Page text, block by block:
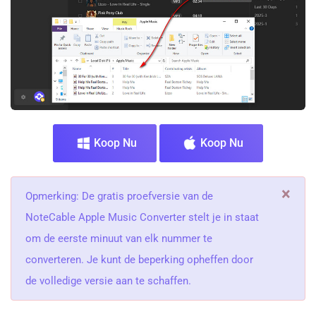
Koop Nu Koop Nu
Opmerking: De gratis proefversie van de
NoteCable Apple Music Converter stelt je in staat
om de eerste minuut van elk nummer te
converteren. Je kunt de beperking opheffen door
de volledige versie aan te schaffen.
×